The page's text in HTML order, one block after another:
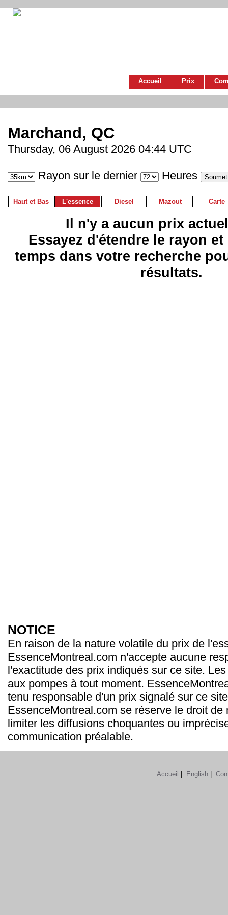
Accueil Prix
Marchand, QC
Thursday, 06 August 2026 04:44 UTC
Rayon sur le dernier Heures
Haut et Bas L'essence Diesel Mazout Carte
Il n'y a aucun prix
Essayez d'étendre le rayon
temps dans votre recherche
résultats.
NOTICE
En raison de la nature volatile du prix de
EssenceMontreal.com n'accepte aucune
l'exactitude des prix indiqués sur ce site.
aux pompes à tout moment.
tenu responsable d'un prix signalé sur ce
EssenceMontreal.com se réserve le droit de
limiter les diffusions choquantes ou
communication préalable.
Accueil English|